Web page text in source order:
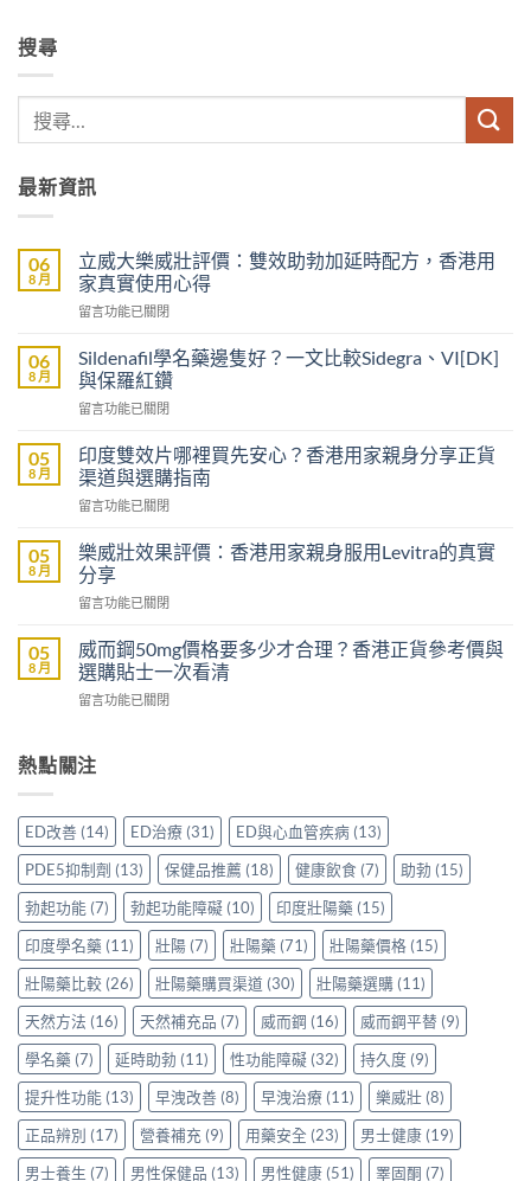
搜尋
最新資訊
06
8 月
立威大樂威壯評價：雙效助勃加延時配方，香港用
家真實使用心得
在
威
大
樂
威
評
價：
雙
效
勃
加
時
方，
香
港
真
實
用
心
得〉
中
留言功能已關閉
06
8 月
Sildenafil學名藥邊隻好？一文比較Sidegra、VI[DK]
與保羅紅鑽
在
學
名
藥
邊
好？
一
文
比
Sidegra、
VI[DK]
保
鑽〉
留言功能已關閉
05
8 月
印度雙效片哪裡買先安心？香港用家親身分享正貨
渠道與選購指南
在
度
雙
效
片
裡
買
先
安
港
親
身
分
享
正
貨
渠
道
與
選
購
指
南〉
中
留言功能已關閉
05
8 月
樂威壯效果評價：香港用家親身服用Levitra的真實
分享
在
威
壯
效
果
香
家
親
身
服
用
Levitra
的
真
實
分
享〉
中
留言功能已關閉
05
8 月
威而鋼50mg價格要多少才合理？香港正貨參考價與
選購貼士一次看清
在
鋼
50mg
格
要
多
少
才
合
理？
香
港
正
貨
參
考
價
與
選
購
貼
留言功能已關閉
熱點關注
ED改善 (14) ED治療 (31) ED與心血管疾病 (13)
PDE5抑制劑 (13) 保健品推薦 (18) 健康飲食 (7) 助勃 (15)
勃起功能 (7) 勃起功能障礙 (10) 印度壯陽藥 (15)
印度學名藥 (11) 壯陽 (7) 壯陽藥 (71) 壯陽藥價格 (15)
壯陽藥比較 (26) 壯陽藥購買渠道 (30) 壯陽藥選購 (11)
天然方法 (16) 天然補充品 (7) 威而鋼 (16) 威而鋼平替 (9)
學名藥 (7) 延時助勃 (11) 性功能障礙 (32) 持久度 (9)
提升性功能 (13) 早洩改善 (8) 早洩治療 (11) 樂威壯 (8)
正品辨別 (17) 營養補充 (9) 用藥安全 (23) 男士健康 (19)
男士養生 (7) 男性保健品 (13) 男性健康 (51) 睪固酮 (7)